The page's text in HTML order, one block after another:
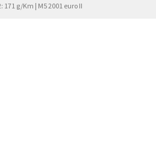
171 g/Km | M5 2001 euro II